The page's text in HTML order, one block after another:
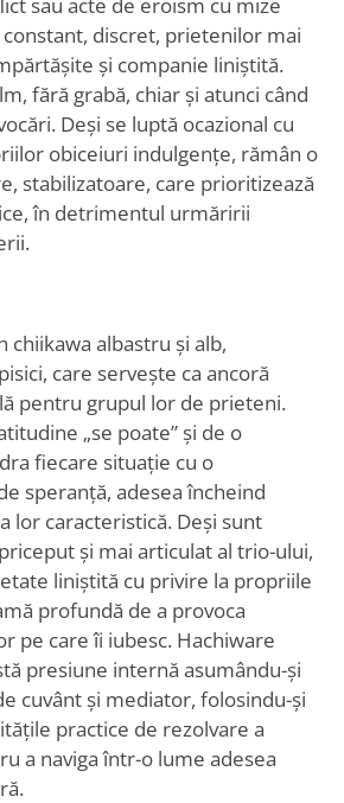
discret, prietenilor mai
și companie liniștită.
fără grabă, chiar și atunci când
Deși se luptă ocazional cu
obiceiuri indulgențe, rămân o
stabilizatoare, care prioritizează
în detrimentul urmăririi
chiikawa albastru și alb,
care servește ca ancoră
pentru grupul lor de prieteni.
„se poate” și de o
fiecare situație cu o
speranță, adesea încheind
lor caracteristică. Deși sunt
și mai articulat al trio-ului,
liniștită cu privire la propriile
profundă de a provoca
pe care îi iubesc. Hachiware
presiune internă asumându-și
cuvânt și mediator, folosindu-și
practice de rezolvare a
a naviga într-o lume adesea